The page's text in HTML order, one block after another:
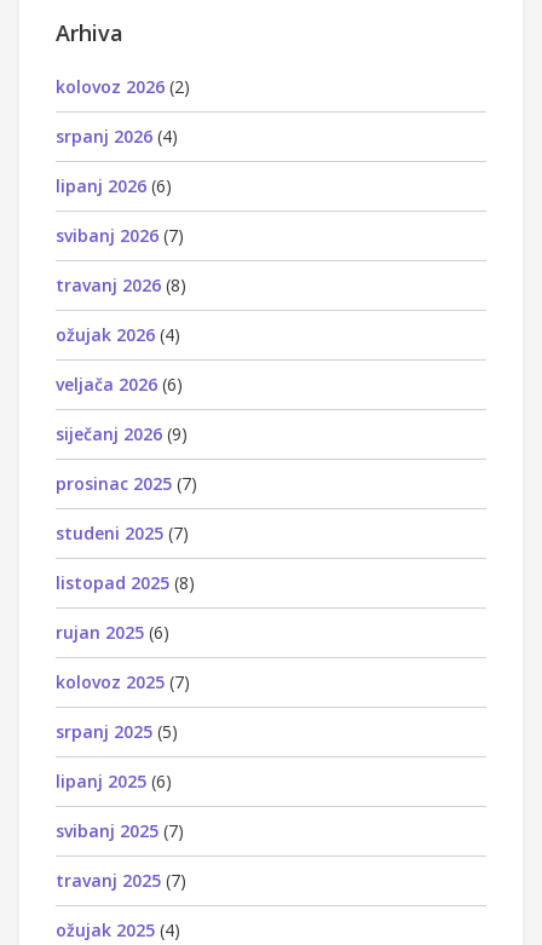
Arhiva
kolovoz 2026 (2)
srpanj 2026 (4)
lipanj 2026 (6)
svibanj 2026 (7)
travanj 2026 (8)
ožujak 2026 (4)
veljača 2026 (6)
siječanj 2026 (9)
prosinac 2025 (7)
studeni 2025 (7)
listopad 2025 (8)
rujan 2025 (6)
kolovoz 2025 (7)
srpanj 2025 (5)
lipanj 2025 (6)
svibanj 2025 (7)
travanj 2025 (7)
ožujak 2025 (4)